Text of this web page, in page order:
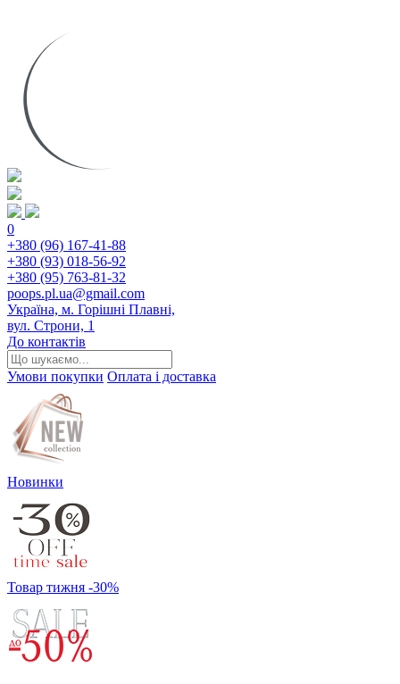
0
+380 (96) 167-41-88
+380 (93) 018-56-92
+380 (95) 763-81-32
poops.pl.ua@gmail.com
Україна, м. Горішні Плавні,
вул. Строни, 1
До контактів
Умови покупки Оплата і доставка
Новинки
Товар тижня -30%